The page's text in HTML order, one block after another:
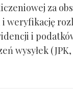
za
i weryfikację
i
wysyłek